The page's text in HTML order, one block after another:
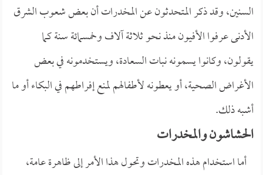
السنين، وقد ذكر المتحدثون عن المخدرات أن بعض شعوب الشرق
الأدنى عرفوا الأفيون منذ نحو ثلاثة آلاف وخمسمائة سنة كما
يقولون، وكانوا يسمونه نبات السعادة، ويستخدمونه في بعض
الأغراض الصحية، أو يعطونه لأطفالهم لمنع إفراطهم في البكاء أو ما
أشبه ذلك.
الحشاشون والمخدرات
أما استخدام هذه المخدرات وتحول هذا الأمر إلى ظاهرة عامة،